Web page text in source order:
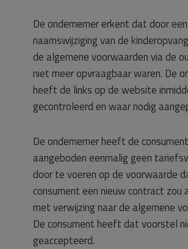
De ondernemer erkent dat door een
naamswijziging van de
de algemene voorwaarden via de
niet meer opvraagbaar waren. De
heeft de links op de website
gecontroleerd en waar nodig
De ondernemer heeft de consument
aangeboden eenmalig geen
door te voeren op de voorwaarde
consument een nieuw contract zou
met verwijzing naar de algemene
De consument heeft dat voorstel
geaccepteerd.